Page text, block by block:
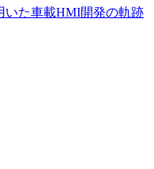
いた車載HMI開発の軌跡